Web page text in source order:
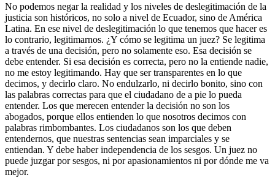
No podemos negar la realidad y los niveles de deslegitimación de la
justicia son históricos, no solo a nivel de Ecuador, sino de América
Latina. En ese nivel de deslegitimación lo que tenemos que hacer es
lo contrario, legitimarnos. ¿Y cómo se legitima un juez? Se legitima
a través de una decisión, pero no solamente eso. Esa decisión se
debe entender. Si esa decisión es correcta, pero no la entiende nadie,
no me estoy legitimando. Hay que ser transparentes en lo que
decimos, y decirlo claro. No endulzarlo, ni decirlo bonito, sino con
las palabras correctas para que el ciudadano de a pie lo pueda
entender. Los que merecen entender la decisión no son los
abogados, porque ellos entienden lo que nosotros decimos con
palabras rimbombantes. Los ciudadanos son los que deben
entendernos, que nuestras sentencias sean imparciales y se
entiendan. Y debe haber independencia de los sesgos. Un juez no
puede juzgar por sesgos, ni por apasionamientos ni por dónde me va
mejor.